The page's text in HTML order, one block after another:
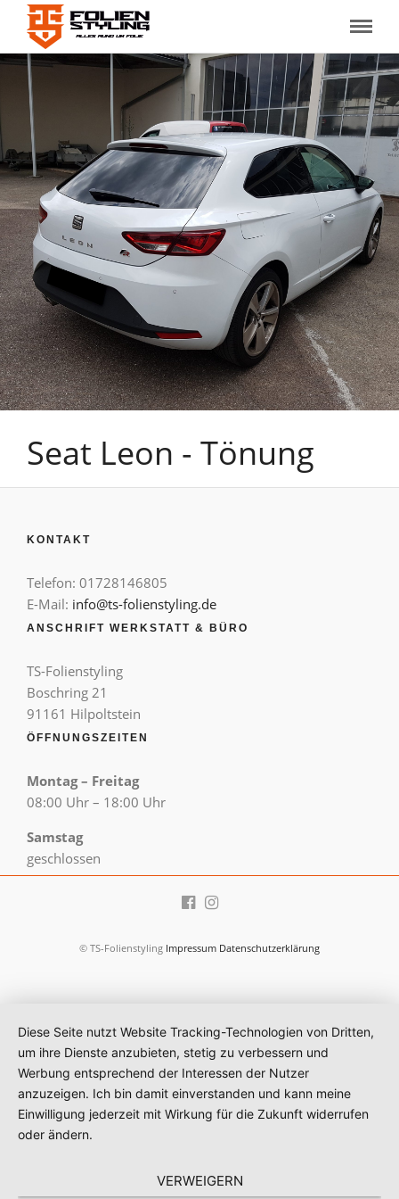
Seat Leon - Tönung
KONTAKT
Telefon: 01728146805
E-Mail: info@ts-folienstyling.de
ANSCHRIFT WERKSTATT & BÜRO
TS-Folienstyling
Boschring 21
91161 Hilpoltstein
ÖFFNUNGSZEITEN
Montag – Freitag
08:00 Uhr – 18:00 Uhr
Samstag
geschlossen
© TS-Folienstyling Impressum Datenschutzerklärung
Diese Seite nutzt Website Tracking-Technologien von Dritten,
um ihre Dienste anzubieten, stetig zu verbessern und
Werbung entsprechend der Interessen der Nutzer
anzuzeigen. Ich bin damit einverstanden und kann meine
Einwilligung jederzeit mit Wirkung für die Zukunft widerrufen
oder ändern.
VERWEIGERN